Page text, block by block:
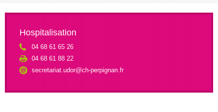
Hospitalisation
04 68 61 65 26
04 68 61 88 22
secretariat.udor@ch-perpignan.fr